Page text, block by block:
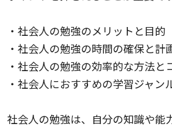
・社会人の勉強のメリットと目的
・社会人の勉強の時間の確保と計
・社会人の勉強の効率的な方法と
・社会人におすすめの学習ジャン
社会人の勉強は、自分の知識や能